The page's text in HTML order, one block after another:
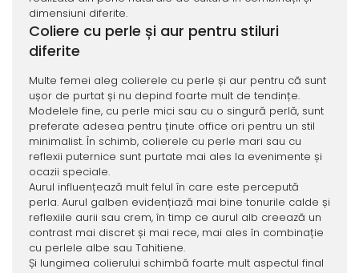
dimensiuni diferite.
Coliere cu perle și aur pentru stiluri
diferite
Multe femei aleg colierele cu perle și aur pentru că sunt
ușor de purtat și nu depind foarte mult de tendințe.
Modelele fine, cu perle mici sau cu o singură perlă, sunt
preferate adesea pentru ținute office ori pentru un stil
minimalist. În schimb, colierele cu perle mari sau cu
reflexii puternice sunt purtate mai ales la evenimente și
ocazii speciale.
Aurul influențează mult felul în care este percepută
perla. Aurul galben evidențiază mai bine tonurile calde și
reflexiile aurii sau crem, în timp ce aurul alb creează un
contrast mai discret și mai rece, mai ales în combinație
cu perlele albe sau Tahitiene.
Și lungimea colierului schimbă foarte mult aspectul final